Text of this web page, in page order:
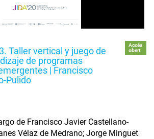
Taller vertical y juego de
de programas
| Francisco
Pulido
Accés
obert
de Francisco Javier Castellano-
Vélaz de Medrano; Jorge Minguet